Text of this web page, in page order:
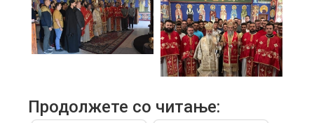
Продолжете со читање: